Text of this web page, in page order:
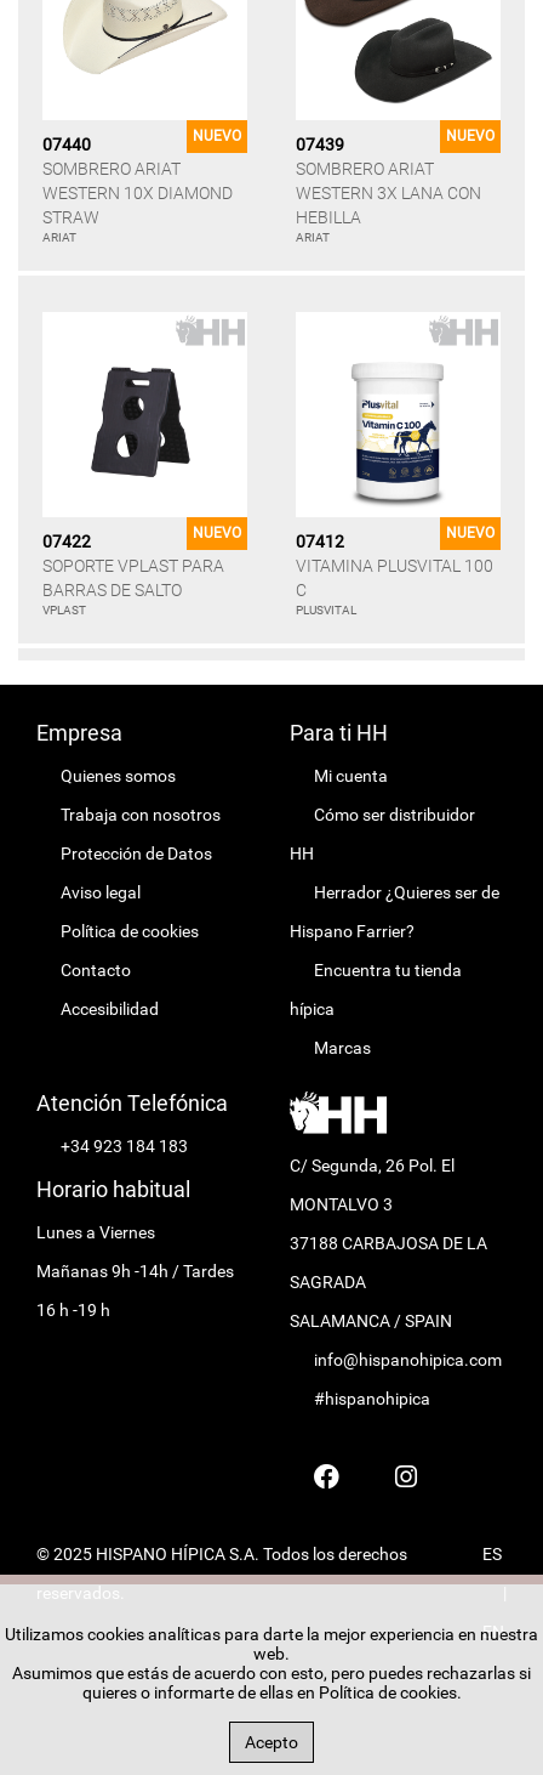
07440 NUEVO
SOMBRERO ARIAT
WESTERN 10X DIAMOND
STRAW
ARIAT
07439 NUEVO
SOMBRERO ARIAT
WESTERN 3X LANA CON
HEBILLA
ARIAT
07422 NUEVO
SOPORTE VPLAST PARA
BARRAS DE SALTO
VPLAST
07412 NUEVO
VITAMINA PLUSVITAL 100
C
PLUSVITAL
Empresa
Quienes somos
Trabaja con nosotros
Protección de Datos
Aviso legal
Política de cookies
Contacto
Accesibilidad
Para ti HH
Mi cuenta
Cómo ser distribuidor
HH
Herrador ¿Quieres ser de
Hispano Farrier?
Encuentra tu tienda
hípica
Marcas
Atención Telefónica
+34 923 184 183
Horario habitual
Lunes a Viernes
Mañanas 9h -14h / Tardes
16 h -19 h
C/ Segunda, 26 Pol. El
MONTALVO 3
37188 CARBAJOSA DE LA
SAGRADA
SALAMANCA / SPAIN
info@hispanohipica.com
#hispanohipica
© 2025 HISPANO HÍPICA S.A. Todos los derechos
reservados.
ES
EN
Utilizamos cookies analíticas para darte la mejor experiencia en nuestra
web.
Asumimos que estás de acuerdo con esto, pero puedes rechazarlas si
quieres o informarte de ellas en Política de cookies.
Acepto